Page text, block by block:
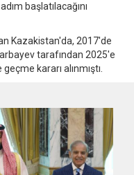
başlatılacağını
Kazakistan'da, 2017'de
tarafından 2025'e
kararı alınmıştı.